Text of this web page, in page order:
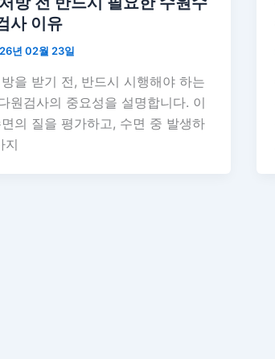
사 이유
년 02월 23일
을 받기 전, 반드시 시행해야 하는
원검사의 중요성을 설명합니다. 이
의 질을 평가하고, 수면 중 발생하
지